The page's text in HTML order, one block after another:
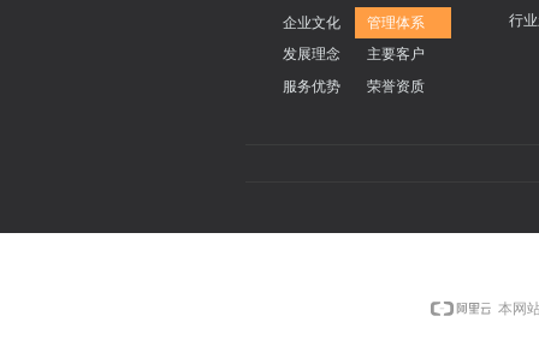
企业文化
发展理念
服务优势
管理体系
主要客户
荣誉资质
行
本网